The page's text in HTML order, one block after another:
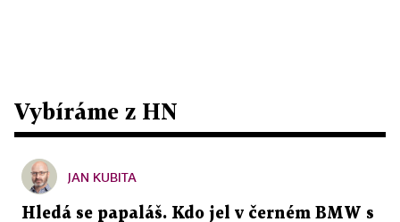
Vybíráme z HN
JAN KUBITA
Hledá se papaláš. Kdo jel v černém BMW s